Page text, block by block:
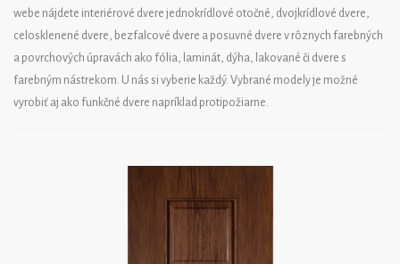
webe nájdete interiérové dvere jednokrídlové otočné, dvojkrídlové dvere,
celosklenené dvere, bezfalcové dvere a posuvné dvere v rôznych farebných
a povrchových úpravách ako fólia, laminát, dýha, lakované či dvere s
farebným nástrekom. U nás si vyberie každý. Vybrané modely je možné
vyrobiť aj ako funkčné dvere napríklad protipožiarne.